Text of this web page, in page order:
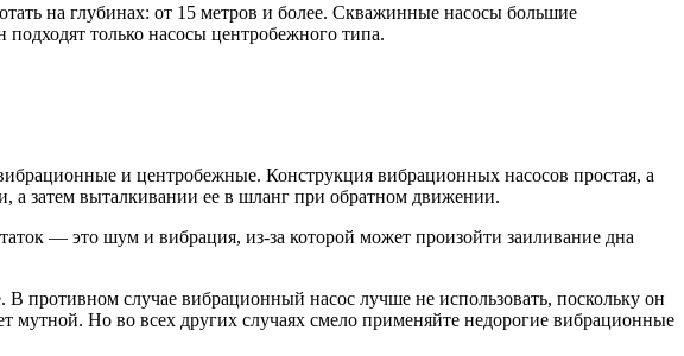
на глубинах: от 15 метров и более. Скважинные насосы большие
только насосы центробежного типа.
и центробежные. Конструкция вибрационных насосов простая, а
затем выталкивании ее в шланг при обратном движении.
— это шум и вибрация, из-за которой может произойти заиливание дна
противном случае вибрационный насос лучше не использовать, поскольку он
мутной. Но во всех других случаях смело применяйте недорогие вибрационные